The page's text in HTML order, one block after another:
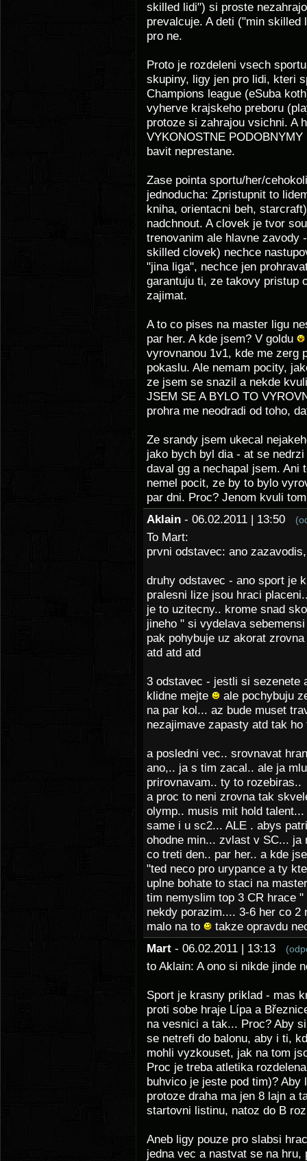
skilled lidi") si proste
prevalcuje. A deti ("min
pro ne.
Proto je rozdeleni vsech
skupiny, ligy jen pro lidi, kteri
Champions league (eSuba
vyherve krajskeho preboru
protoze si zahrajou vsichni. A
VYKONOSTNE
bavit neprestane.
Zase pointa sportu/her/
jednoducha: Zpristupnit to
kniha, orientacni beh,
nadchnout. A clovek je tvor
trenovanim ale hlavne zavody
skilled clovek) nechce
"jina liga", nechce jen
garantuju ti, ze takovy pristup
zajimat.
A to co pises na master ligu
par her. A kde jsem? V goldu
vyrovnanou 1v1, kde me zerg
pokaslu. Ale nemam pocity,
ze jsem se snazil a nekde
JSEM SE A BYLO TO
prohra me neodradi od toho,
Ze srandy jsem ukecal
jako bych byl dia - at se
daval gg a nechapal jsem. Ani
nemel pocit, ze by to bylo
par dni. Proc? Jenom kvuli
Aklain - 06.02.2011 | 13:50
To Mart:
prvni odstavec: ano
druhy odstavec - ano sport je
pralesni lize jsou hraci
je to uzitecny.. krome snad
jineho " si vydelava
pak pohybuje uz akorat
atd atd atd
3 odstavec - jestli si sezenete
klidne mejte
ale pochybuju
na par kol... az bude muset
nezajimave zapasty atd tak
a posledni vec.. srovnavat
ano,.. ja s tim zacal.. ale ja
prirovnavam.. ty to rozebiras..
a proc to neni zrovna tak
olymp.. musis mit hold
same i u sc2... ALE . abys
ohodne min... zvlast v SC... ja
co treti den.. par her.. a kde
"ted neco pro urypance a ty
uplne bohate to staci na
tim nemyslim top 3 CR hrace
nekdy porazim.... 3-6 her co 2
malo na to
takze opravdu
Mart - 06.02.2011 | 13:13
to Aklain: A ono si nikde jinde
Sport je krasny priklad - mas
proti sobe hraje Lípa a
na vesnici a tak... Proc? Aby
se netrefi do balonu, aby i ti,
mohli vyzkouset, jak na tom
Proc je treba atletika
buhvico je jeste pod tim)?
protoze draha ma jen 8 lajn a
startovni listinu, natoz do B
Aneb ligy pouze pro slabsi
jedna vec a nastvat se na